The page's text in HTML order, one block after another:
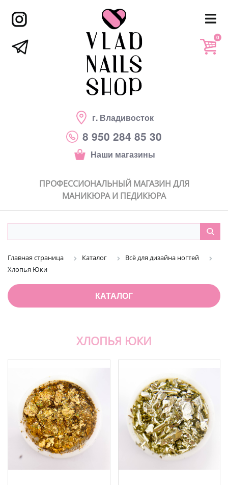
г. Владивосток
8 950 284 85 30
Наши магазины
0
ПРОФЕССИОНАЛЬНЫЙ МАГАЗИН ДЛЯ
МАНИКЮРА И ПЕДИКЮРА
Главная страница Каталог
Всё для дизайна ногтей
Хлопья Юки
КАТАЛОГ
ХЛОПЬЯ ЮКИ